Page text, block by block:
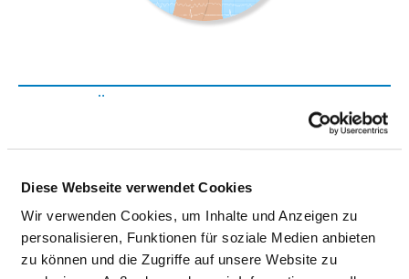
Diese Webseite verwendet Cookies
Wir verwenden Cookies, um Inhalte und Anzeigen zu
personalisieren, Funktionen für soziale Medien anbieten
zu können und die Zugriffe auf unsere Website zu
KLINIK FÜR NEUROLOGIE MIT STROKE
Landsberger Allee 49
10249 Berlin
Phone:030-13023-1483
Fax: 030-13023-2045